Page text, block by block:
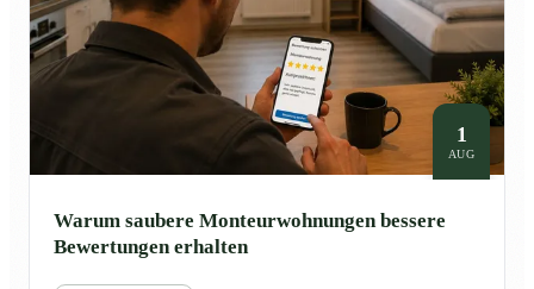
1
AUG
Warum saubere Monteurwohnungen bessere
Bewertungen erhalten